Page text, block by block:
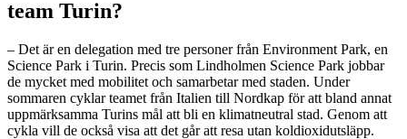
team Turin?
– Det är en delegation med tre personer från Environment Park, en
Science Park i Turin. Precis som Lindholmen Science Park jobbar
de mycket med mobilitet och samarbetar med staden. Under
sommaren cyklar teamet från Italien till Nordkap för att bland annat
uppmärksamma Turins mål att bli en klimatneutral stad. Genom att
cykla vill de också visa att det går att resa utan koldioxidutsläpp.